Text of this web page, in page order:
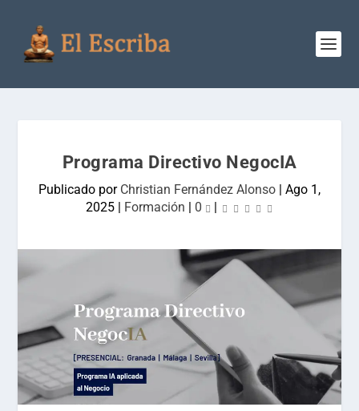
Programa Directivo NegocIA
Publicado por Christian Fernández Alonso | Ago 1,
2025 | Formación | 0 |